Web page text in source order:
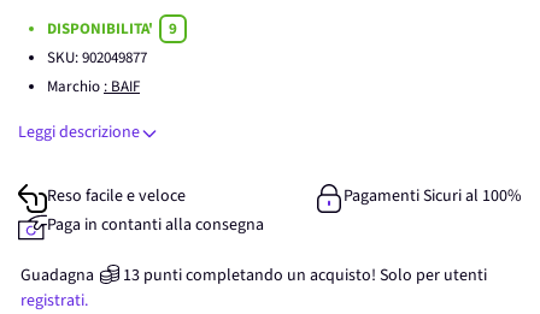
DISPONIBILITA'
9
SKU:902049877
Marchio : BAIF
Leggi descrizione
Reso facile e veloce
Pagamenti Sicuri al 100%
Paga in contanti alla consegna
Guadagna 13 punticompletando un acquisto! Solo per utenti
registrati.